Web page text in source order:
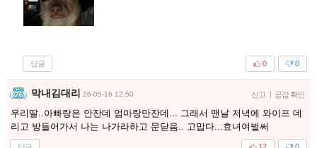
답글 0
0
막내김대리 26-05-16 12:50 신고 | 공감 확인
우리딸..아빠랑은 안잔데 엄마랑만잔데... 그래서 맨날 저녁에 와이프 데
리고 방들어가서 나는 나가라하고 문닫음.. 고맙다...효녀여벌써